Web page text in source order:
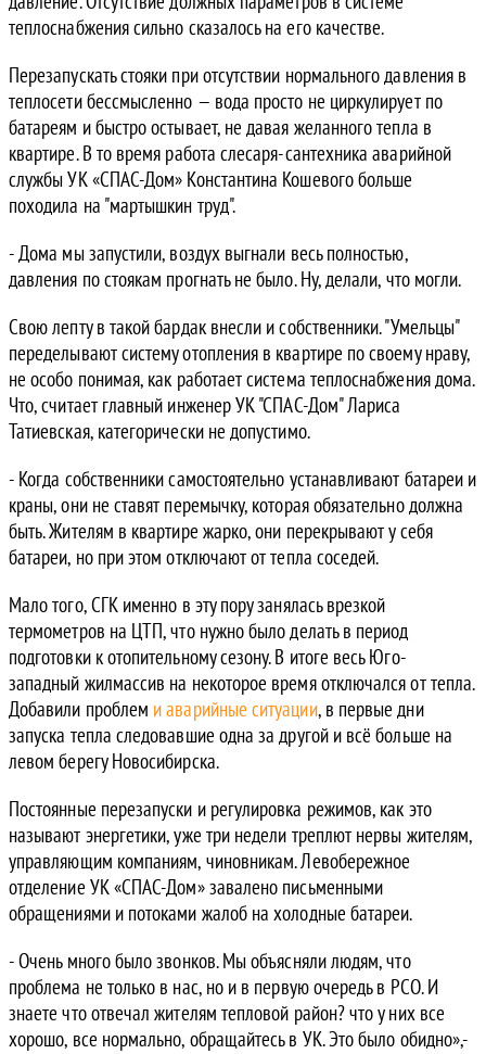
теплоснабжения сильно сказалось на его качестве.
Перезапускать стояки при отсутствии нормального давления в
теплосети бессмысленно — вода просто не циркулирует по
батареям и быстро остывает, не давая желанного тепла в
квартире. В то время работа слесаря-сантехника аварийной
службы УК «СПАС-Дом» Константина Кошевого больше
походила на "мартышкин труд".
- Дома мы запустили, воздух выгнали весь полностью,
давления по стоякам прогнать не было. Ну, делали, что могли.
Свою лепту в такой бардак внесли и собственники. "Умельцы"
переделывают систему отопления в квартире по своему нраву,
не особо понимая, как работает система теплоснабжения дома.
Что, считает главный инженер УК "СПАС-Дом" Лариса
Татиевская, категорически не допустимо.
- Когда собственники самостоятельно устанавливают батареи и
краны, они не ставят перемычку, которая обязательно должна
быть. Жителям в квартире жарко, они перекрывают у себя
батареи, но при этом отключают от тепла соседей.
Мало того, СГК именно в эту пору занялась врезкой
термометров на ЦТП, что нужно было делать в период
подготовки к отопительному сезону. В итоге весь Юго-
западный жилмассив на некоторое время отключался от тепла.
Добавили проблем и аварийные ситуации, в первые дни
запуска тепла следовавшие одна за другой и всё больше на
левом берегу Новосибирска.
Постоянные перезапуски и регулировка режимов, как это
называют энергетики, уже три недели треплют нервы жителям,
управляющим компаниям, чиновникам. Левобережное
отделение УК «СПАС-Дом» завалено письменными
обращениями и потоками жалоб на холодные батареи.
- Очень много было звонков. Мы объясняли людям, что
проблема не только в нас, но и в первую очередь в РСО. И
знаете что отвечал жителям тепловой район? что у них все
хорошо, все нормально, обращайтесь в УК. Это было обидно»,-